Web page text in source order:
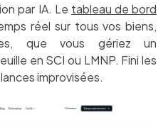
par IA. Le tableau de bord
réel sur tous vos biens,
que vous gériez un
en SCI ou LMNP. Fini les
improvisées.